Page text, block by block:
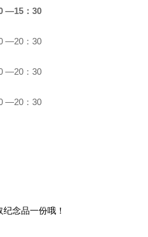
—15：30
—20：30
—20：30
—20：30
纪念品一份哦！